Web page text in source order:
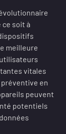
soit à
meilleure
vitales
en
peuvent
potentiels